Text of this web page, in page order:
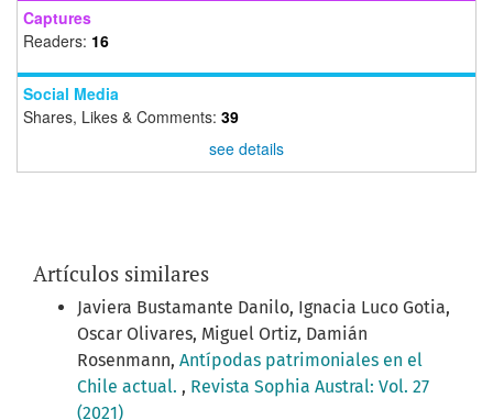
Captures
Readers: 16
Social Media
Shares, Likes & Comments: 39
see details
Artículos similares
Javiera Bustamante Danilo, Ignacia Luco Gotia,
Oscar Olivares, Miguel Ortiz, Damián
Rosenmann, Antípodas patrimoniales en el
Chile actual. , Revista Sophia Austral: Vol. 27
(2021)